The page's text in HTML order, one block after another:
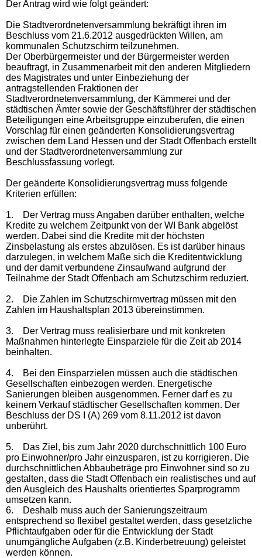
Der Antrag wird wie folgt geändert:
Die Stadtverordnetenversammlung bekräftigt ihren im
Beschluss vom 21.6.2012 ausgedrückten Willen, am
kommunalen Schutzschirm teilzunehmen.
Der Oberbürgermeister und der Bürgermeister werden
beauftragt, in Zusammenarbeit mit den anderen Mitgliedern
des Magistrates und unter Einbeziehung der
antragstellenden Fraktionen der
Stadtverordnetenversammlung, der Kämmerei und der
städtischen Ämter sowie der Geschäftsführer der städtischen
Beteiligungen eine Arbeitsgruppe einzuberufen, die einen
Vorschlag für einen geänderten Konsolidierungsvertrag
zwischen dem Land Hessen und der Stadt Offenbach erstellt
und der Stadtverordnetenversammlung zur
Beschlussfassung vorlegt.
Der geänderte Konsolidierungsvertrag muss folgende
Kriterien erfüllen:
1.
Der Vertrag muss Angaben darüber enthalten, welche
Kredite zu welchem Zeitpunkt von der WI Bank abgelöst
werden. Dabei sind die Kredite mit der höchsten
Zinsbelastung als erstes abzulösen. Es ist darüber hinaus
darzulegen, in welchem Maße sich die Kreditentwicklung
und der damit verbundene Zinsaufwand aufgrund der
Teilnahme der Stadt Offenbach am Schutzschirm reduziert.
2.
Die Zahlen im Schutzschirmvertrag müssen mit den
Zahlen im Haushaltsplan 2013 übereinstimmen.
3.
Der Vertrag muss realisierbare und mit konkreten
Maßnahmen hinterlegte Einsparziele für die Zeit ab 2014
beinhalten.
4.
Bei den Einsparzielen müssen auch die städtischen
Gesellschaften einbezogen werden. Energetische
Sanierungen bleiben ausgenommen. Ferner darf es zu
keinem Verkauf städtischer Gesellschaften kommen. Der
Beschluss der DS I (A) 269 vom 8.11.2012 ist davon
unberührt.
5.
Das Ziel, bis zum Jahr 2020 durchschnittlich 100 Euro
pro Einwohner/pro Jahr einzusparen, ist zu korrigieren. Die
durchschnittlichen Abbaubeträge pro Einwohner sind so zu
gestalten, dass die Stadt Offenbach ein realistisches und auf
den Ausgleich des Haushalts orientiertes Sparprogramm
umsetzen kann.
6.
Deshalb muss auch der Sanierungszeitraum
entsprechend so flexibel gestaltet werden, dass gesetzliche
Pflichtaufgaben oder für die Entwicklung der Stadt
unumgängliche Aufgaben (z.B. Kinderbetreuung) geleistet
werden können.